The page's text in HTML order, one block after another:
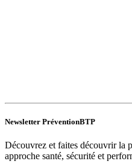
Newsletter PréventionBTP
Découvrez et faites découvrir la
approche santé, sécurité et